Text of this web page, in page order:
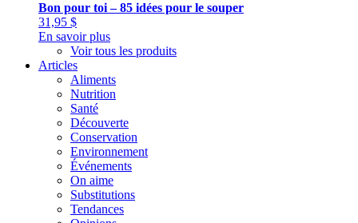
Bon pour toi – 85 idées pour le souper
31,95 $
En savoir plus
Voir tous les produits
Articles
Aliments
Nutrition
Santé
Découverte
Conservation
Environnement
Événements
On aime
Substitutions
Tendances